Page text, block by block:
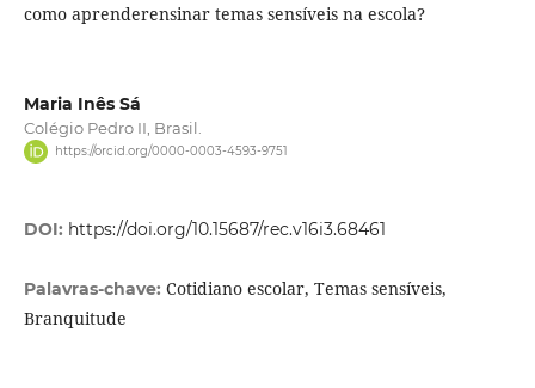
como aprenderensinar temas sensíveis na escola?
Maria Inês Sá
Colégio Pedro II, Brasil.
https://orcid.org/0000-0003-4593-9751
DOI: https://doi.org/10.15687/rec.v16i3.68461
Palavras-chave: Cotidiano escolar, Temas sensíveis,
Branquitude